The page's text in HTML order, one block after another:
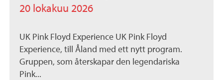
20 lokakuu 2026
UK Pink Floyd Experience UK Pink Floyd
Experience, till Åland med ett nytt program.
Gruppen, som återskapar den legendariska
Pink...